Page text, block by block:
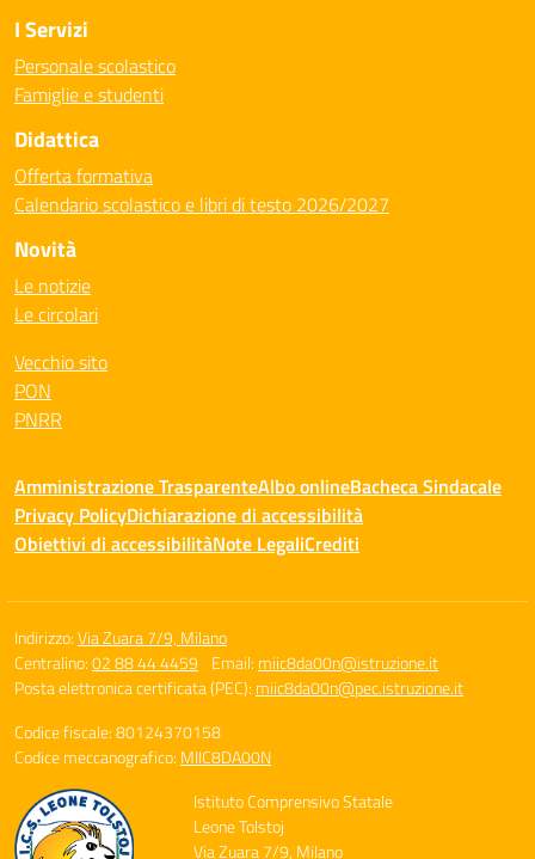
I Servizi
Personale scolastico
Famiglie e studenti
Didattica
Offerta formativa
Calendario scolastico e libri di testo 2026/2027
Novità
Le notizie
Le circolari
Vecchio sito
PON
PNRR
Amministrazione TrasparenteAlbo onlineBacheca Sindacale
Privacy PolicyDichiarazione di accessibilità
Obiettivi di accessibilitàNote LegaliCrediti
Indirizzo:Via Zuara 7/9, Milano
Centralino:02 88 44 4459 Email: miic8da00n@istruzione.it
Posta elettronica certificata (PEC): miic8da00n@pec.istruzione.it
Codice fiscale: 80124370158
Codice meccanografico: MIIC8DA00N
Istituto Comprensivo Statale
Leone Tolstoj
Via Zuara 7/9, Milano